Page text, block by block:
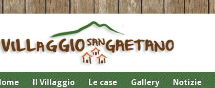
Il Villaggio Le case Gallery Notizie